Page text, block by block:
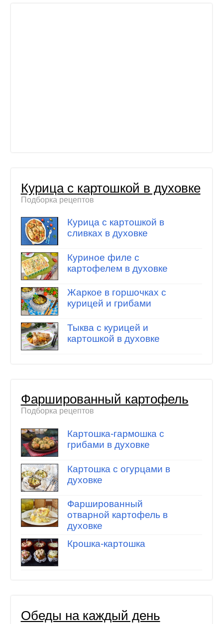
Курица с картошкой в духовке
Подборка рецептов
Курица с картошкой в
сливках в духовке
Куриное филе с
картофелем в духовке
Жаркое в горшочках с
курицей и грибами
Тыква с курицей и
картошкой в духовке
Фаршированный картофель
Подборка рецептов
Картошка-гармошка с
грибами в духовке
Картошка с огурцами в
духовке
Фаршированный
отварной картофель в
духовке
Крошка-картошка
Обеды на каждый день